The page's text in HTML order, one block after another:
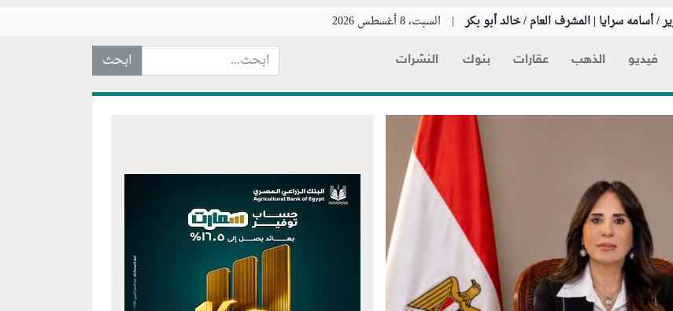
/ أسامه سرايا | المشرف العام / خالد أبو بكر | السبت، 8 أغسطس 2026
فيديو الذهب عقارات بنوك النشرات ابحث عن... :